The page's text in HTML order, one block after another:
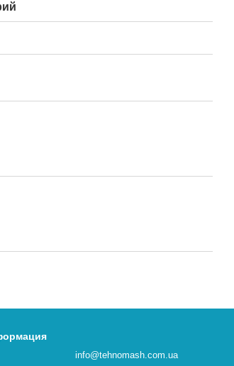
info@tehnomash.com.ua